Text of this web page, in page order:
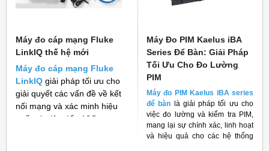
Máy đo cáp mạng Fluke
LinkIQ thế hệ mới
Máy đo cáp mạng Fluke
LinkIQ giải pháp tối ưu cho
giải quyết các vấn đề về kết
nối mạng và xác minh hiệu
suất cáp lên đến 10G
Máy Đo PIM Kaelus iBA
Series Để Bàn: Giải Pháp
Tối Ưu Cho Đo Lường
PIM
Máy đo PIM Kaelus iBA series
để bàn là giải pháp tối ưu cho
việc đo lường và kiểm tra PIM,
mang lại sự chính xác, linh hoạt
và hiệu quả cho các hệ thống